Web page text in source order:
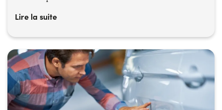
Lire la suite